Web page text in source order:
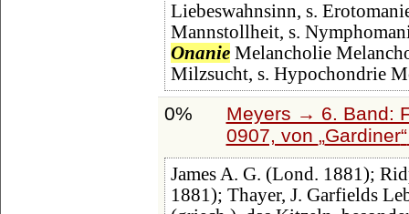
Liebeswahnsinn, s.
Mannstollheit, s.
OnanieMelancholie
Milzsucht, s. Hypochondrie
0%
Meyers → 6. Band:
0907, von Gardiner
James A. G. (Lond. 1881);
1881); Thayer, J. Garfields